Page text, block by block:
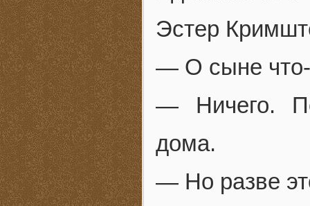
Эстер
— О сыне
— Ничего.
дома.
— Но разве